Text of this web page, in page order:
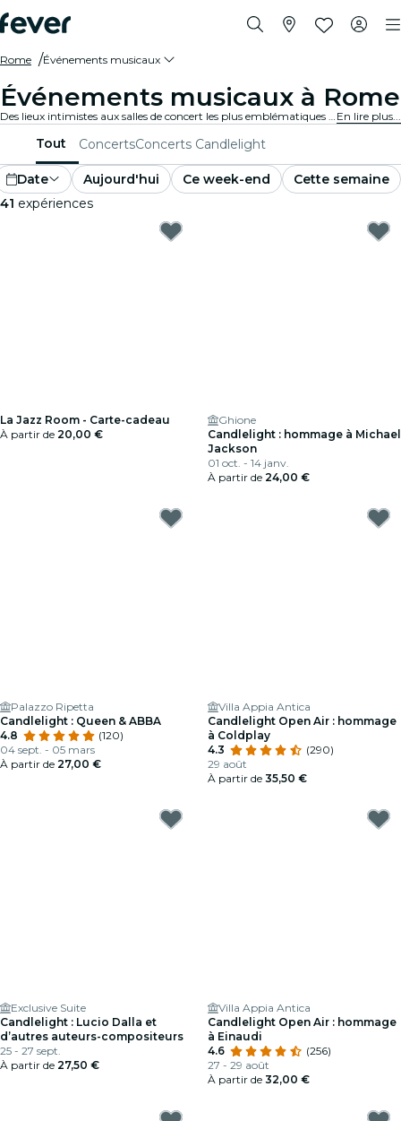
Rome Événements musicaux
Événements musicaux à Rome
Des lieux intimistes aux salles de concert les plus emblématiques de la ville, Rome vit au rythme de la musique et propose un large éventail d'événements pour tous les goûts et tous les styles. En lire plus...
Tout ConcertsConcerts Candlelight
Date Aujourd'hui Ce week-end
Cette semaine
41 expériences
La Jazz Room - Carte-cadeau
À partir de 20,00 €
Ghione
Candlelight : hommage à Michael
Jackson
01 oct. - 14 janv.
À partir de 24,00 €
Palazzo Ripetta
Candlelight : Queen & ABBA
4.8
(120)
04 sept. - 05 mars
À partir de 27,00 €
Villa Appia Antica
Candlelight Open Air : hommage
à Coldplay
4.3
(290)
29 août
À partir de 35,50 €
Exclusive Suite
Candlelight : Lucio Dalla et
d’autres auteurs-compositeurs
25 - 27 sept.
À partir de 27,50 €
Villa Appia Antica
Candlelight Open Air : hommage
à Einaudi
4.6
(256)
27 - 29 août
À partir de 32,00 €